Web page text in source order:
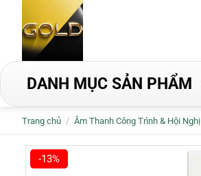
dung
DANH MỤC SẢN PHẨM
Trang chủ / Âm Thanh Công Trình & Hội Nghị
-13%